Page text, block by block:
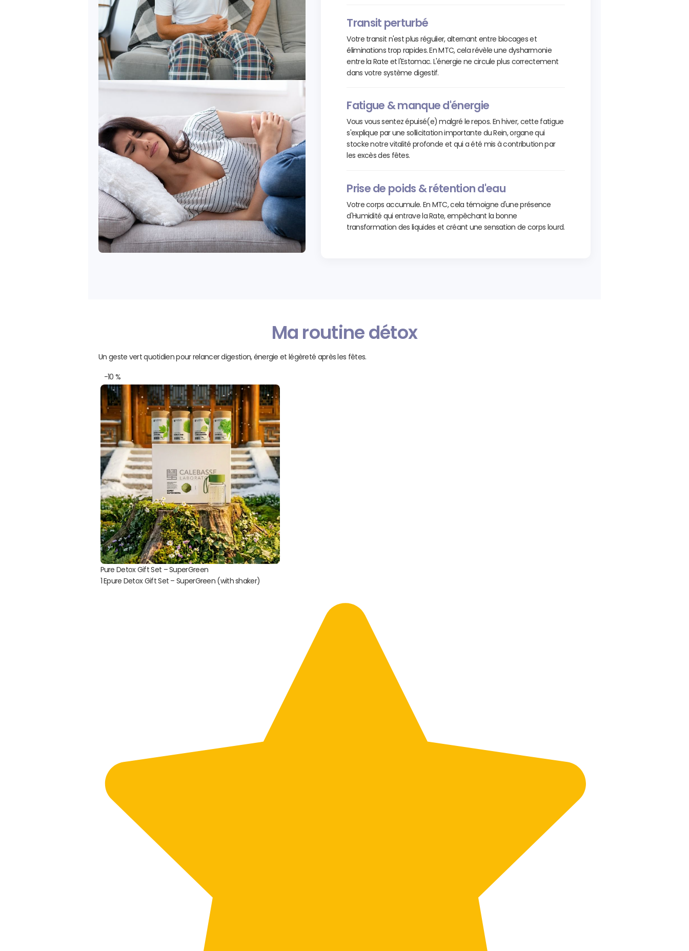
Transit perturbé
Votre transit n'est plus régulier, alternant entre blocages et
éliminations trop rapides. En MTC, cela révèle une dysharmonie
entre la Rate et l'Estomac. L'énergie ne circule plus correctement
dans votre système digestif.
Fatigue & manque d'énergie
Vous vous sentez épuisé(e) malgré le repos. En hiver, cette fatigue
s'explique par une sollicitation importante du Rein, organe qui
stocke notre vitalité profonde et qui a été mis à contribution par
les excès des fêtes.
Prise de poids & rétention d'eau
Votre corps accumule. En MTC, cela témoigne d'une présence
d'Humidité qui entrave la Rate, empêchant la bonne
transformation des liquides et créant une sensation de corps lourd.
Ma routine détox
Un geste vert quotidien pour relancer digestion, énergie et légèreté après les fêtes.
-10 %
Pure Detox Gift Set – SuperGreen
1 Epure Detox Gift Set – SuperGreen (with shaker)